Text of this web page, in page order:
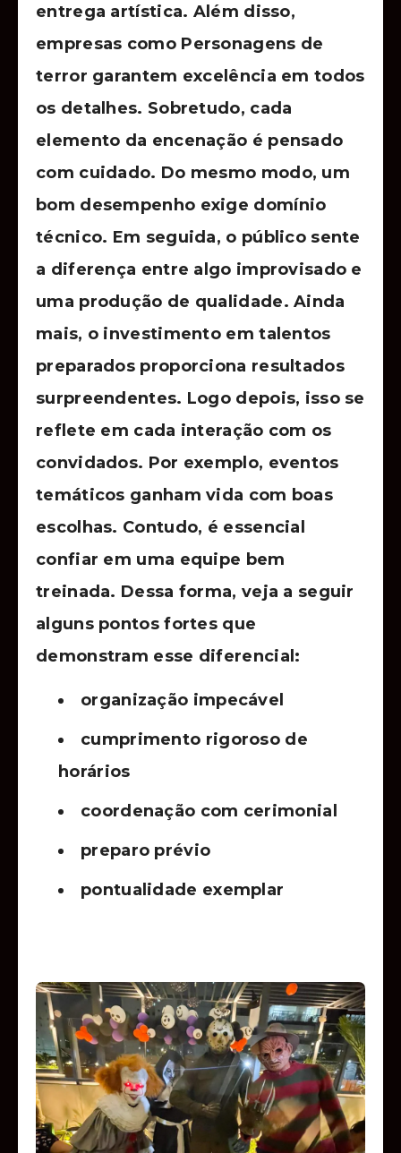
entrega artística. Além disso,
empresas como Personagens de
terror garantem excelência em todos
os detalhes. Sobretudo, cada
elemento da encenação é pensado
com cuidado. Do mesmo modo, um
bom desempenho exige domínio
técnico. Em seguida, o público sente
a diferença entre algo improvisado e
uma produção de qualidade. Ainda
mais, o investimento em talentos
preparados proporciona resultados
surpreendentes. Logo depois, isso se
reflete em cada interação com os
convidados. Por exemplo, eventos
temáticos ganham vida com boas
escolhas. Contudo, é essencial
confiar em uma equipe bem
treinada. Dessa forma, veja a seguir
alguns pontos fortes que
demonstram esse diferencial:
organização impecável
cumprimento rigoroso de
horários
coordenação com cerimonial
preparo prévio
pontualidade exemplar